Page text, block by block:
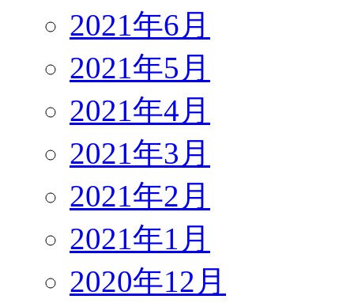
2021年6月
2021年5月
2021年4月
2021年3月
2021年2月
2021年1月
2020年12月